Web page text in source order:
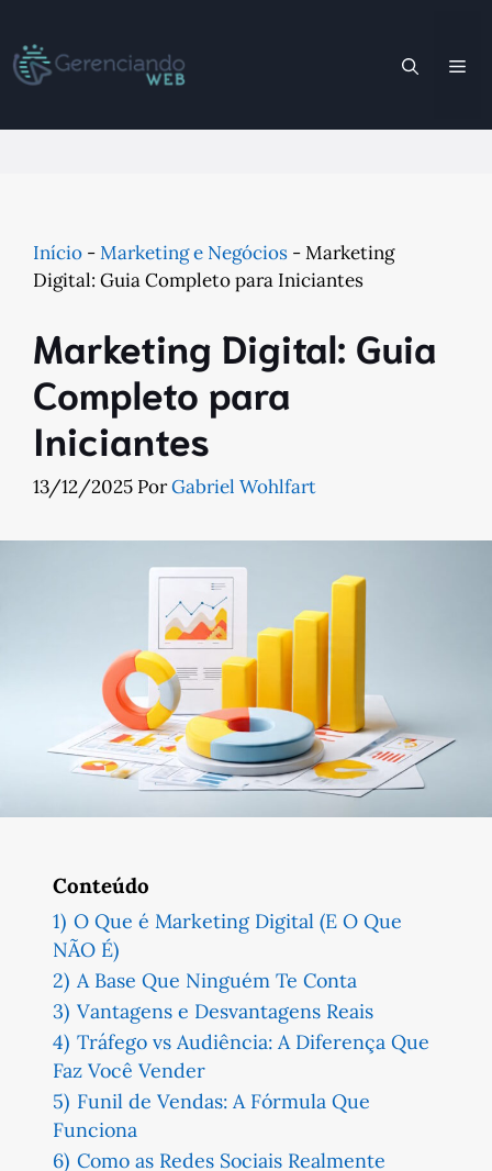
para
Início -Marketing e Negócios -Marketing
Digital: Guia Completo para Iniciantes
Marketing Digital: Guia
Completo para
Iniciantes
13/12/2025 PorGabriel Wohlfart
Conteúdo
1) O Que é Marketing Digital (E O Que
NÃO É)
2) A Base Que Ninguém Te Conta
3) Vantagens e Desvantagens Reais
4) Tráfego vs Audiência: A Diferença Que
Faz Você Vender
5) Funil de Vendas: A Fórmula Que
Funciona
6) Como as Redes Sociais Realmente